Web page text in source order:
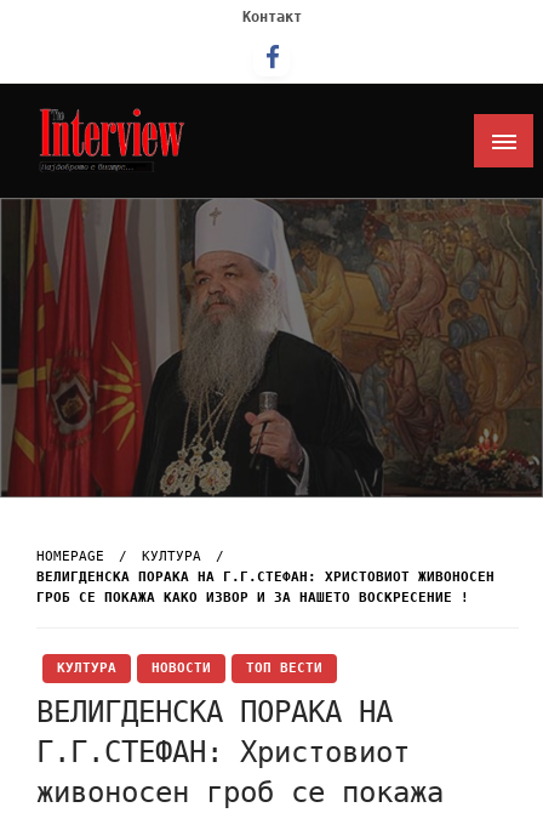
Контакт
Интервју
HOMEPAGE
КУЛТУРА
ВЕЛИГДЕНСКА ПОРАКА НА Г.Г.СТЕФАН: ХРИСТОВИОТ ЖИВОНОСЕН
ГРОБ СЕ ПОКАЖА КАКО ИЗВОР И ЗА НАШЕТО ВОСКРЕСЕНИЕ !
КУЛТУРА НОВОСТИ ТОП ВЕСТИ
ВЕЛИГДЕНСКА ПОРАКА НА
Г.Г.СТЕФАН: Христовиот
живоносен гроб се покажа